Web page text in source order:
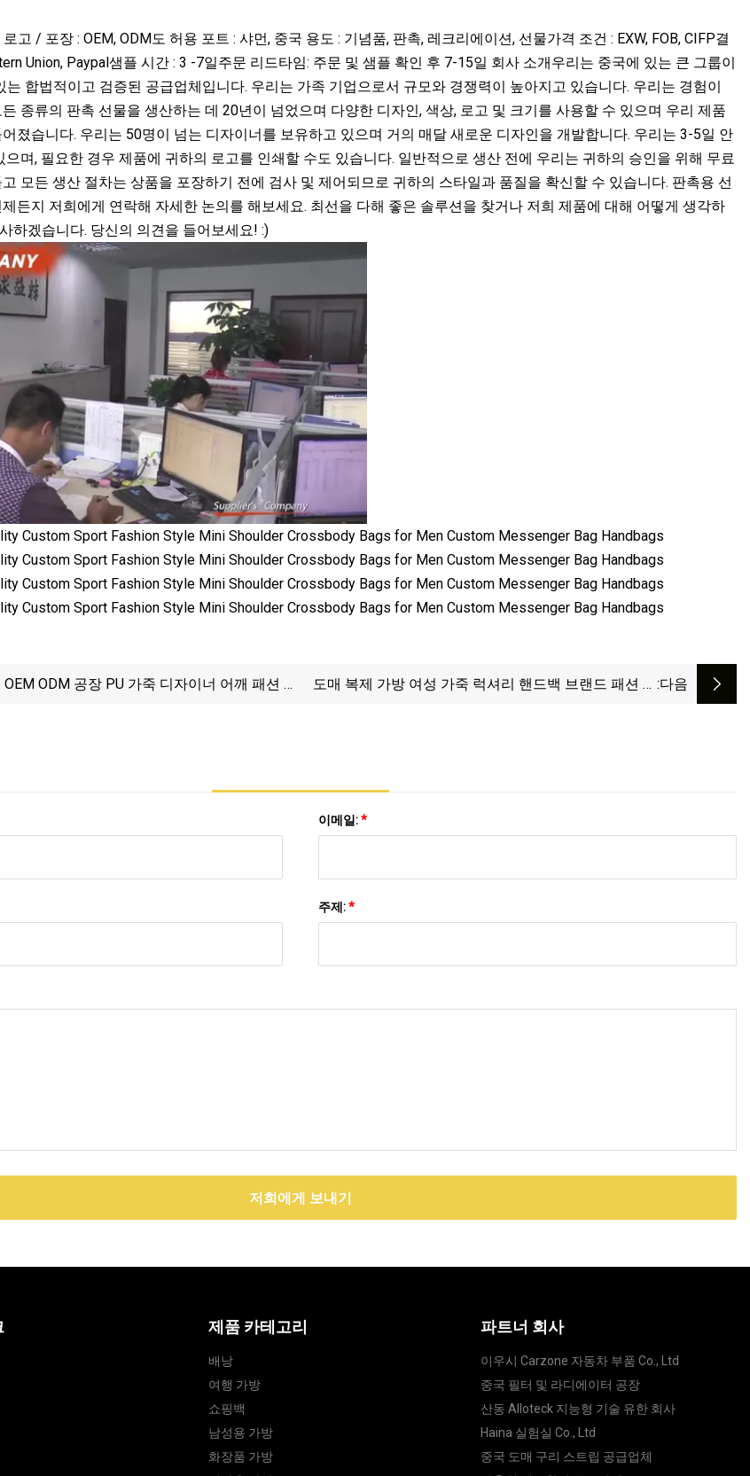
고 / 포장 : OEM, ODM도 허용 포트 : 샤먼, 중국 용도 : 기념품, 판촉, 레크리에이션, 선물가격 조건 : EXW, FOB, CIFP결
Union, Paypal샘플 시간 : 3 -7일주문 리드타임: 주문 및 샘플 확인 후 7-15일 회사 소개우리는 중국에 있는 큰 그룹이
는 합법적이고 검증된 공급업체입니다. 우리는 가족 기업으로서 규모와 경쟁력이 높아지고 있습니다. 우리는 경험이
종류의 판촉 선물을 생산하는 데 20년이 넘었으며 다양한 디자인, 색상, 로고 및 크기를 사용할 수 있으며 우리 제품
졌습니다. 우리는 50명이 넘는 디자이너를 보유하고 있으며 거의 ​​매달 새로운 디자인을 개발합니다. 우리는 3-5일 안
으며, 필요한 경우 제품에 귀하의 로고를 인쇄할 수도 있습니다. 일반적으로 생산 전에 우리는 귀하의 승인을 위해 무료
모든 생산 절차는 상품을 포장하기 전에 검사 및 제어되므로 귀하의 스타일과 품질을 확신할 수 있습니다. 판촉용 선
든지 저희에게 연락해 자세한 논의를 해보세요. 최선을 다해 좋은 솔루션을 찾거나 저희 제품에 대해 어떻게 생각하
하겠습니다. 당신의 의견을 들어보세요! :)
ODM 공장 PU 가죽 디자이너 어깨 패션 여
도매 복제 가방 여성 가죽 럭셔리 핸드백 브랜드 패션 어 :다음
이메일:*
주제:*
저희에게 보내기
제품 카테고리
배낭
여행 가방
쇼핑백
남성용 가방
화장품 가방
파트너 회사
이우시 Carzone 자동차 부품 Co., Ltd
중국 필터 및 라디에이터 공장
산동 Alloteck 지능형 기술 유한 회사
Haina 실험실 Co., Ltd
중국 도매 구리 스트립 공급업체